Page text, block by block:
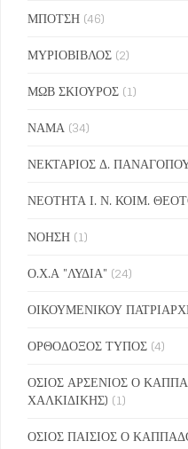
ΜΠΟΤΣΗ (46)
ΜΥΡΙΟΒΙΒΛΟΣ (2)
ΜΩΒ ΣΚΙΟΥΡΟΣ (1)
ΝΑΜΑ (34)
ΝΕΚΤΑΡΙΟΣ Δ.
ΝΕΟΤΗΤΑ Ι. Ν. ΚΟΙΜ.
ΝΟΗΣΗ (1)
Ο.Χ.Α "ΛΥΔΙΑ" (24)
ΟΙΚΟΥΜΕΝΙΚΟΥ
ΟΡΘΟΔΟΞΟΣ ΤΥΠΟΣ (4)
ΟΣΙΟΣ ΑΡΣΕΝΙΟΣ Ο
ΧΑΛΚΙΔΙΚΗΣ) (1)
ΟΣΙΟΣ ΠΑΙΣΙΟΣ Ο